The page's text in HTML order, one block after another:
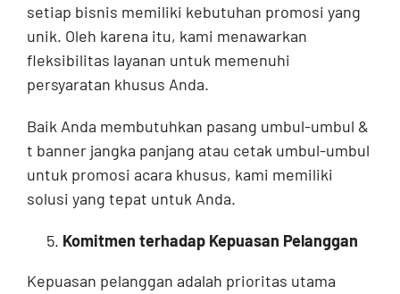
setiap bisnis memiliki kebutuhan promosi yang
unik. Oleh karena itu, kami menawarkan
fleksibilitas layanan untuk memenuhi
persyaratan khusus Anda.
Baik Anda membutuhkan pasang umbul-umbul &
t banner jangka panjang atau cetak umbul-umbul
untuk promosi acara khusus, kami memiliki
solusi yang tepat untuk Anda.
Komitmen terhadap Kepuasan Pelanggan
Kepuasan pelanggan adalah prioritas utama